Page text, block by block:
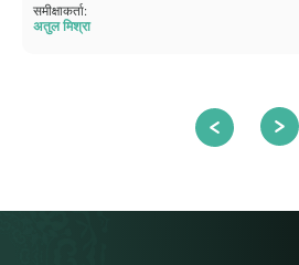
समीक्षाकर्ता:
अतुल मिश्रा